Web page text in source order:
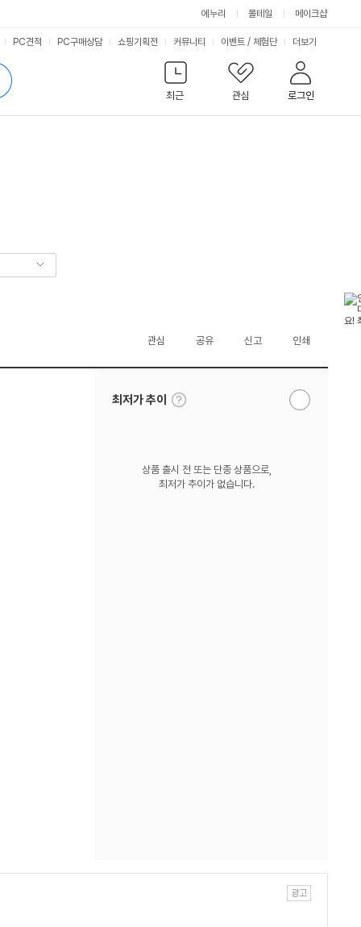
에누리 몰테일 메이크샵
최근
관심 로그인
PC견적 PC구매상담 쇼핑기획전 커뮤니티 이벤트 / 체험단 서
비
스
더보기
관심 공유 신고 인쇄
최저가 추이
툴
팁
알
상품 출시 전 또는 단종 상품으로,
최저가 추이가 없습니다.